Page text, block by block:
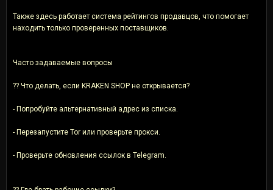
Также здесь работает система рейтингов продавцов, что помогает
находить только проверенных поставщиков.
Часто задаваемые вопросы
?? Что делать, если KRAKEN SHOP не открывается?
- Попробуйте альтернативный адрес из списка.
- Перезапустите Tor или проверьте прокси.
- Проверьте обновления ссылок в Telegram.